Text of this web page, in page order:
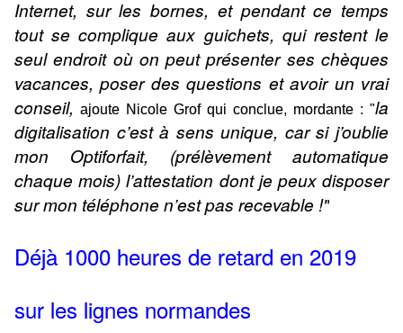
Internet, sur les bornes, et pendant ce temps
tout se complique aux guichets, qui restent le
seul endroit où on peut présenter ses chèques
vacances, poser des questions et avoir un vrai
conseil, ajoute Nicole Grof qui conclue, mordante : "la
digitalisation c’est à sens unique, car si j’oublie
mon Optiforfait, (prélèvement automatique
chaque mois) l’attestation dont je peux disposer
sur mon téléphone n’est pas recevable !"
Déjà 1000 heures de retard en 2019
sur les lignes normandes